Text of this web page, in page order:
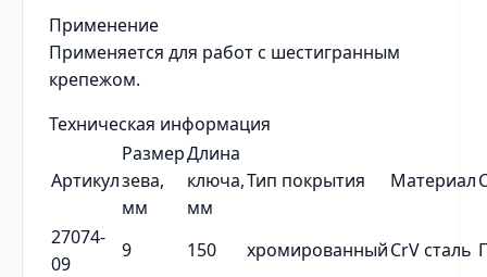
Применение
Применяется для работ с шестигранным
крепежом.
Техническая информация
Артикул
Размер
зева,
мм
Длина
ключа,
мм
Тип покрытия Материал
27074-
09
9 150 хромированныйCrV сталь